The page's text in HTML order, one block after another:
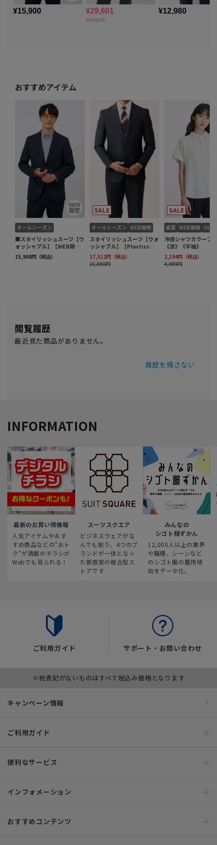
閲覧履歴
最近見た商品がありません。
履歴を残さない
INFORMATION
最新のお買い得情報
人気アイテムやおす
すめ商品などの“おト
ク“が満載のチラシが
Webでも見られる！
スーツスクエア
ビジネスウェアがな
んでも揃う、4つのブ
ランドが一体となっ
た新感覚の複合型ス
トアです
みんなの
シゴト服ずかん
12,000人以上の業界
や職種、シーンなど
のシゴト服の着用傾
向をデータ化。
ご利用ガイド サポート・お問い合わせ
※税表記がないものはすべて税込み価格となります
キャンペーン情報
ご利用ガイド
便利なサービス
インフォメーション
おすすめコンテンツ